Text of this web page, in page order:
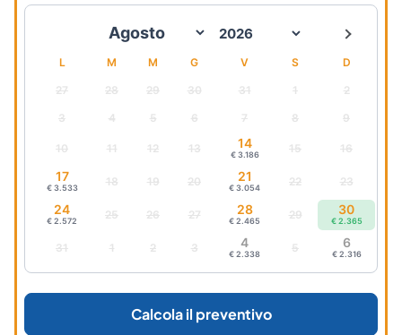
L M M G V S D
27 28 29 30 31 1 2
3 4 5 6 7 8 9
10 11 12 13 14
€ 3.186 15 16
17
€ 3.533 18 19 20 21
€ 3.054 22 23
24
€ 2.572 25 26 27 28
€ 2.465 29 30
€ 2.365
31 1 2 3 4
€ 2.338 5 6
€ 2.316
Calcola il preventivo